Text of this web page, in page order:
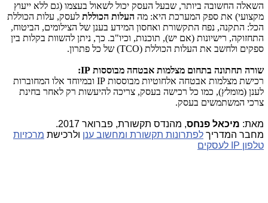
השאלה החשובה ביותר, שבעל העסק יכול לשאול בעצמו (גם ללא ייעוץ
מקצועי) את ספק המערכת היא: מה העלות הכוללת לעסק, עלות הכוללת
הכל: התקנה, נפח התקשורת ואחסון המידע בענן של הצילומים, הביטוח,
התחזוקה, רישיונות (אם יש), תוכנות, וכיו"ב. כך, ניתן להשוות בקלות בין
ספקים ולחשב את העלות הכוללת (TCO) של כל פתרון.
שורה תחתונה בתחום מצלמות אבטחה מבוססות IP
:
רכישת מצלמות אבטחה אלחוטיות מבוססות IP ובמיוחד אלו המחוברות
לענן (מומלץ), כמו כל רכישה בעסק, צריכה להיעשות רק לאחר בחינת
צרכי המשתמשים בעסק.
מאת: מיכאל פנחס, מהנדס תקשורת, פברואר 2017.
מחבר המדריך לפתרונות תקשורת ומחשוב ענן ולרכישת מרכזיות
טלפון IP לעסקים